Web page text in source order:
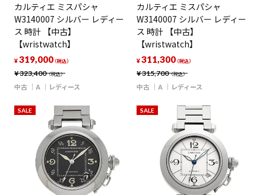
カルティエ ミスパシャ
W3140007 シルバー レディー
ス 時計 【中古】
【wristwatch】
¥323,400（税込）
¥319,000（税込）
中古 A レディース
カルティエ ミスパシャ
W3140007 シルバー レディー
ス 時計 【中古】
【wristwatch】
¥315,700（税込）
¥311,300（税込）
中古 A レディース
SALE SALE